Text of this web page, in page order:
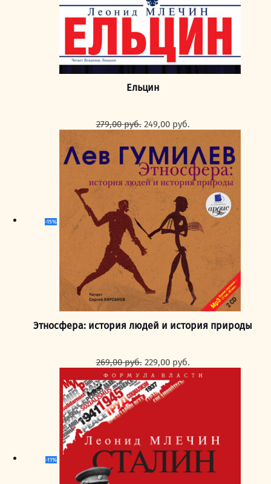
Ельцин
279,00руб. Первоначальная
составляла
279,00 руб..
249,00 руб.
249,00 руб..
-15%
Этносфера: история людей и история природы
269,00руб. Первоначальная
цена
составляла
269,00 руб..
229,00 руб.
цена:
-11%